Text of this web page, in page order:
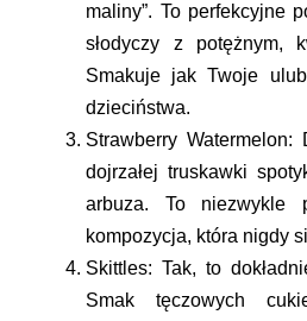
maliny”. To perfekcyjne
słodyczy z potężnym,
Smakuje jak Twoje
dzieciństwa.
Strawberry Watermelon:
dojrzałej truskawki
arbuza. To niezwykle
kompozycja, która nigdy
Skittles: Tak, to
Smak tęczowych